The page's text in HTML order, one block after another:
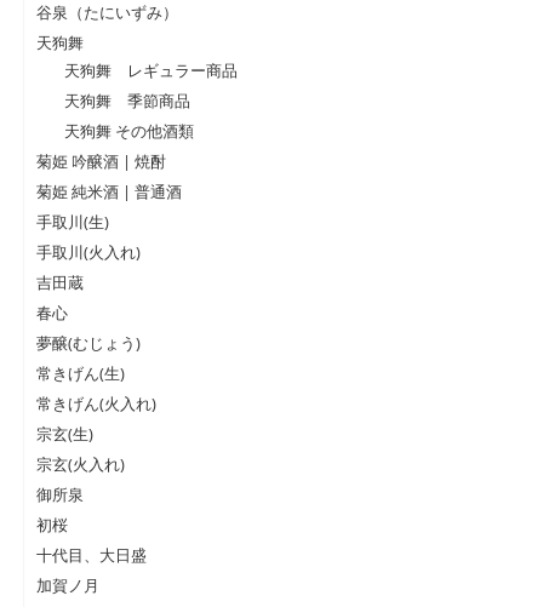
谷泉（たにいずみ）
天狗舞
天狗舞 レギュラー商品
天狗舞 季節商品
天狗舞 その他酒類
菊姫 吟醸酒 | 焼酎
菊姫 純米酒 | 普通酒
手取川(生)
手取川(火入れ)
吉田蔵
春心
夢醸(むじょう)
常きげん(生)
常きげん(火入れ)
宗玄(生)
宗玄(火入れ)
御所泉
初桜
十代目、大日盛
加賀ノ月